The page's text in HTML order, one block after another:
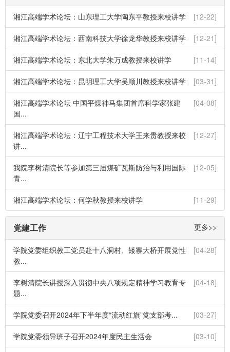
[12-22]
湘江高端学术论坛：山东理工大学陶东平教授来校讲学
[12-21]
湘江高端学术论坛：西南科技大学徐龙华教授来校讲学
[11-14]
湘江高端学术论坛：东北大学朱万成教授来校讲学
[03-31]
湘江高端学术论坛：昆明理工大学吴顺川教授来校讲学
[04-08]
湘江高端学术论坛 中国平煤神马集团首席科学家张建
国...
[12-27]
湘江高端学术论坛：辽宁工程技术大学王来贵教授来校
讲...
[12-05]
我院李树清院长等参加第三届煤矿瓦斯防治与利用国际
青...
[11-29]
湘江高端学术论坛：何学秋教授来校讲学
更多>>
党建工作
[04-28]
学院党委组织教工党员赴十八洞村、矮寨大桥开展党性
教...
[04-18]
李树清院长讲授深入贯彻中央八项规定精神学习教育专
题...
[03-27]
学院党委召开2024年下半年度“流动红旗”党支部考...
[03-10]
学院党委领导班子召开2024年度民主生活会